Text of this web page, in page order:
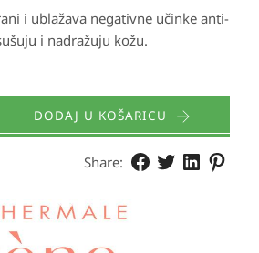
i ublažava negativne učinke anti-
i nadražuju kožu.
DODAJ U KOŠARICU
Share: